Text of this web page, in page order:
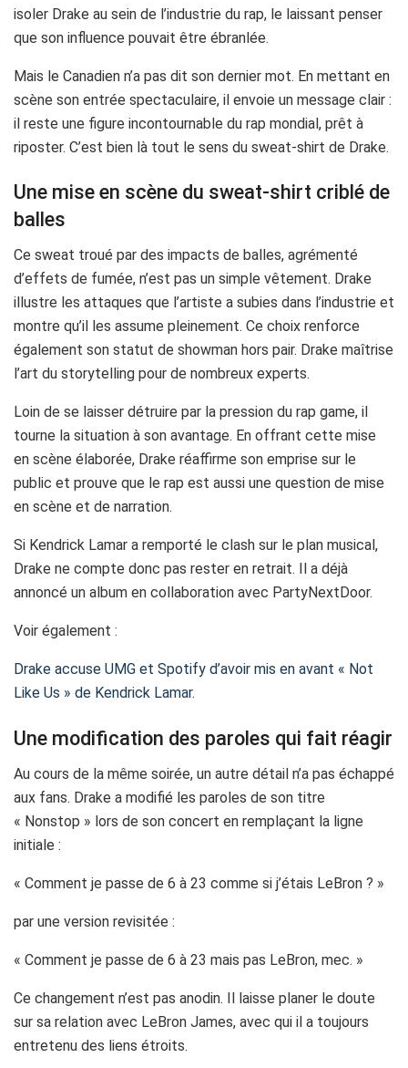
isoler Drake au sein de l’industrie du rap, le laissant penser
que son influence pouvait être ébranlée.
Mais le Canadien n’a pas dit son dernier mot. En mettant en
scène son entrée spectaculaire, il envoie un message clair :
il reste une figure incontournable du rap mondial, prêt à
riposter. C’est bien là tout le sens du sweat-shirt de Drake.
Une mise en scène du sweat-shirt criblé de
balles
Ce sweat troué par des impacts de balles, agrémenté
d’effets de fumée, n’est pas un simple vêtement. Drake
illustre les attaques que l’artiste a subies dans l’industrie et
montre qu’il les assume pleinement. Ce choix renforce
également son statut de showman hors pair. Drake maîtrise
l’art du storytelling pour de nombreux experts.
Loin de se laisser détruire par la pression du rap game, il
tourne la situation à son avantage. En offrant cette mise
en scène élaborée, Drake réaffirme son emprise sur le
public et prouve que le rap est aussi une question de mise
en scène et de narration.
Si Kendrick Lamar a remporté le clash sur le plan musical,
Drake ne compte donc pas rester en retrait. Il a déjà
annoncé un album en collaboration avec PartyNextDoor.
Voir également :
Drake accuse UMG et Spotify d’avoir mis en avant « Not
Like Us » de Kendrick Lamar.
Une modification des paroles qui fait réagir
Au cours de la même soirée, un autre détail n’a pas échappé
aux fans. Drake a modifié les paroles de son titre
« Nonstop » lors de son concert en remplaçant la ligne
initiale :
« Comment je passe de 6 à 23 comme si j’étais LeBron ? »
par une version revisitée :
« Comment je passe de 6 à 23 mais pas LeBron, mec. »
Ce changement n’est pas anodin. Il laisse planer le doute
sur sa relation avec LeBron James, avec qui il a toujours
entretenu des liens étroits.